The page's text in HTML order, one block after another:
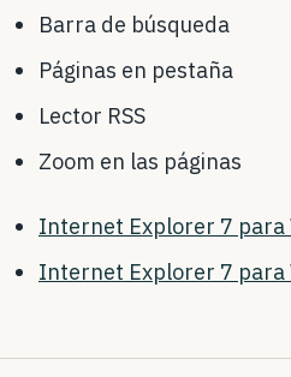
Barra de búsqueda
Páginas en pestaña
Lector RSS
Zoom en las páginas
Internet Explorer 7 para
Internet Explorer 7 para